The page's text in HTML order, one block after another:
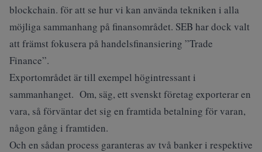
blockchain. för att se hur vi kan använda tekniken i alla
möjliga sammanhang på finansområdet. SEB har dock valt
att främst fokusera på handelsfinansiering ”Trade
Finance”.
Exportområdet är till exempel högintressant i
sammanhanget. Om, säg, ett svenskt företag exporterar en
vara, så förväntar det sig en framtida betalning för varan,
någon gång i framtiden.
Och en sådan process garanteras av två banker i respektive